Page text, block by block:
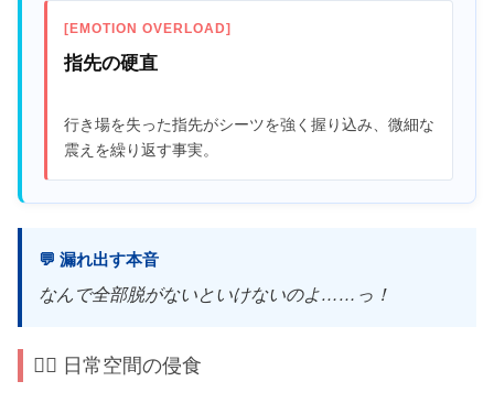
[EMOTION OVERLOAD]
指先の硬直
行き場を失った指先がシーツを強く握り込み、微細な
震えを繰り返す事実。
💬 漏れ出す本音
なんで全部脱がないといけないのよ……っ！
🙆‍♀️ 日常空間の侵食